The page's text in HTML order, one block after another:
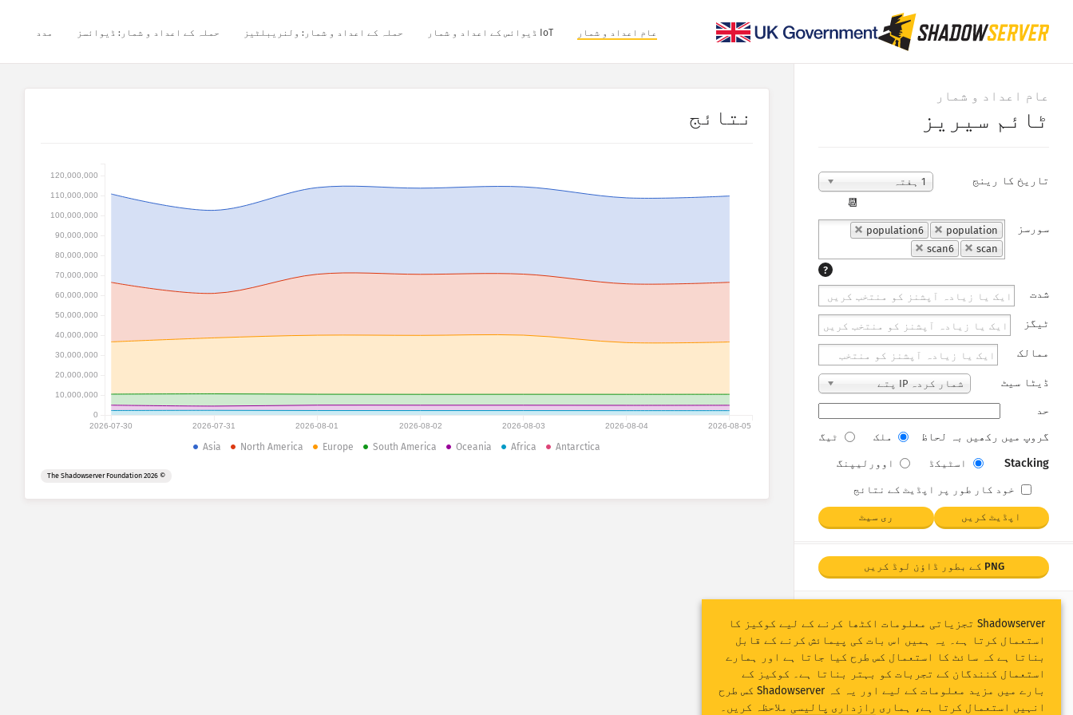
عام اعداد و شمار IoT ڈیوائس کے اعداد و شمار حملہ کے اعداد و شمار: ولنریبلٹیز حملہ کے اعداد و شمار: ڈیوائسز مدد
عام اعداد و شمار
ٹائم سیریز
تاریخ کا رینج 1 ہفتہ
📆
سورسز
population
population6
scan
scan6
?
شدت
ٹیگز
ممالک
ڈیٹا سیٹ شمار کردہ IP پتے
حد
گروپ میں رکھیں بہ لحاظ
ملک ٹیگ
Stacking اسٹیکڈ اوورلیپنگ
خود کار طور پر اپڈیٹ کے نتائج
اپڈیٹ کریں ری سیٹ
PNG کے بطور ڈاؤن لوڈ کریں
نتائج
2026-07-30 2026-07-31 2026-08-01 2026-08-02 2026-08-03 2026-08-04 2026-08-05
0
10,000,000
20,000,000
30,000,000
40,000,000
50,000,000
60,000,000
70,000,000
80,000,000
90,000,000
100,000,000
110,000,000
120,000,000
Asia North America Europe South America Oceania Africa Antarctica
© 2026 The Shadowserver Foundation
Shadowserver تجزیاتی معلومات اکٹھا کرنے کے لیے کوکیز کا
استعمال کرتا ہے۔ یہ ہمیں اس بات کی پیمائش کرنے کے قابل
بناتا ہے کہ سائٹ کا استعمال کس طرح کیا جاتا ہے اور ہمارے
استعمال کنندگان کے تجربات کو بہتر بناتا ہے۔ کوکیز کے
بارے میں مزید معلومات کے لیے اور یہ کہ Shadowserver کس طرح
انہیں استعمال کرتا ہے، ہماری رازداری پالیسی ملاحظہ کریں۔